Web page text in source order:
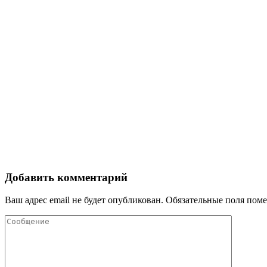
Добавить комментарий
Ваш адрес email не будет опубликован. Обязательные поля